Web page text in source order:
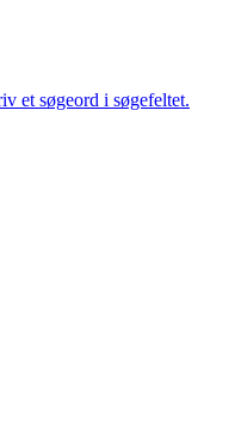
et søgeord i søgefeltet.